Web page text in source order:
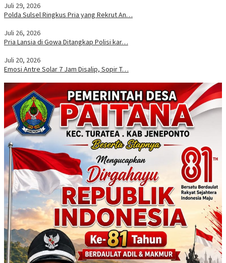
Juli 29, 2026
Polda Sulsel Ringkus Pria yang Rekrut An…
Juli 26, 2026
Pria Lansia di Gowa Ditangkap Polisi kar…
Juli 20, 2026
Emosi Antre Solar 7 Jam Disalip, Sopir T…